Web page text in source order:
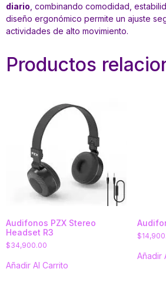
diario , combinando comodidad,
diseño ergonómico permite un ajuste
actividades de alto movimiento.
Productos
Audifonos PZX Stereo
Headset R3
$34,900.00
Añadir Al Carrito
$
Añadir